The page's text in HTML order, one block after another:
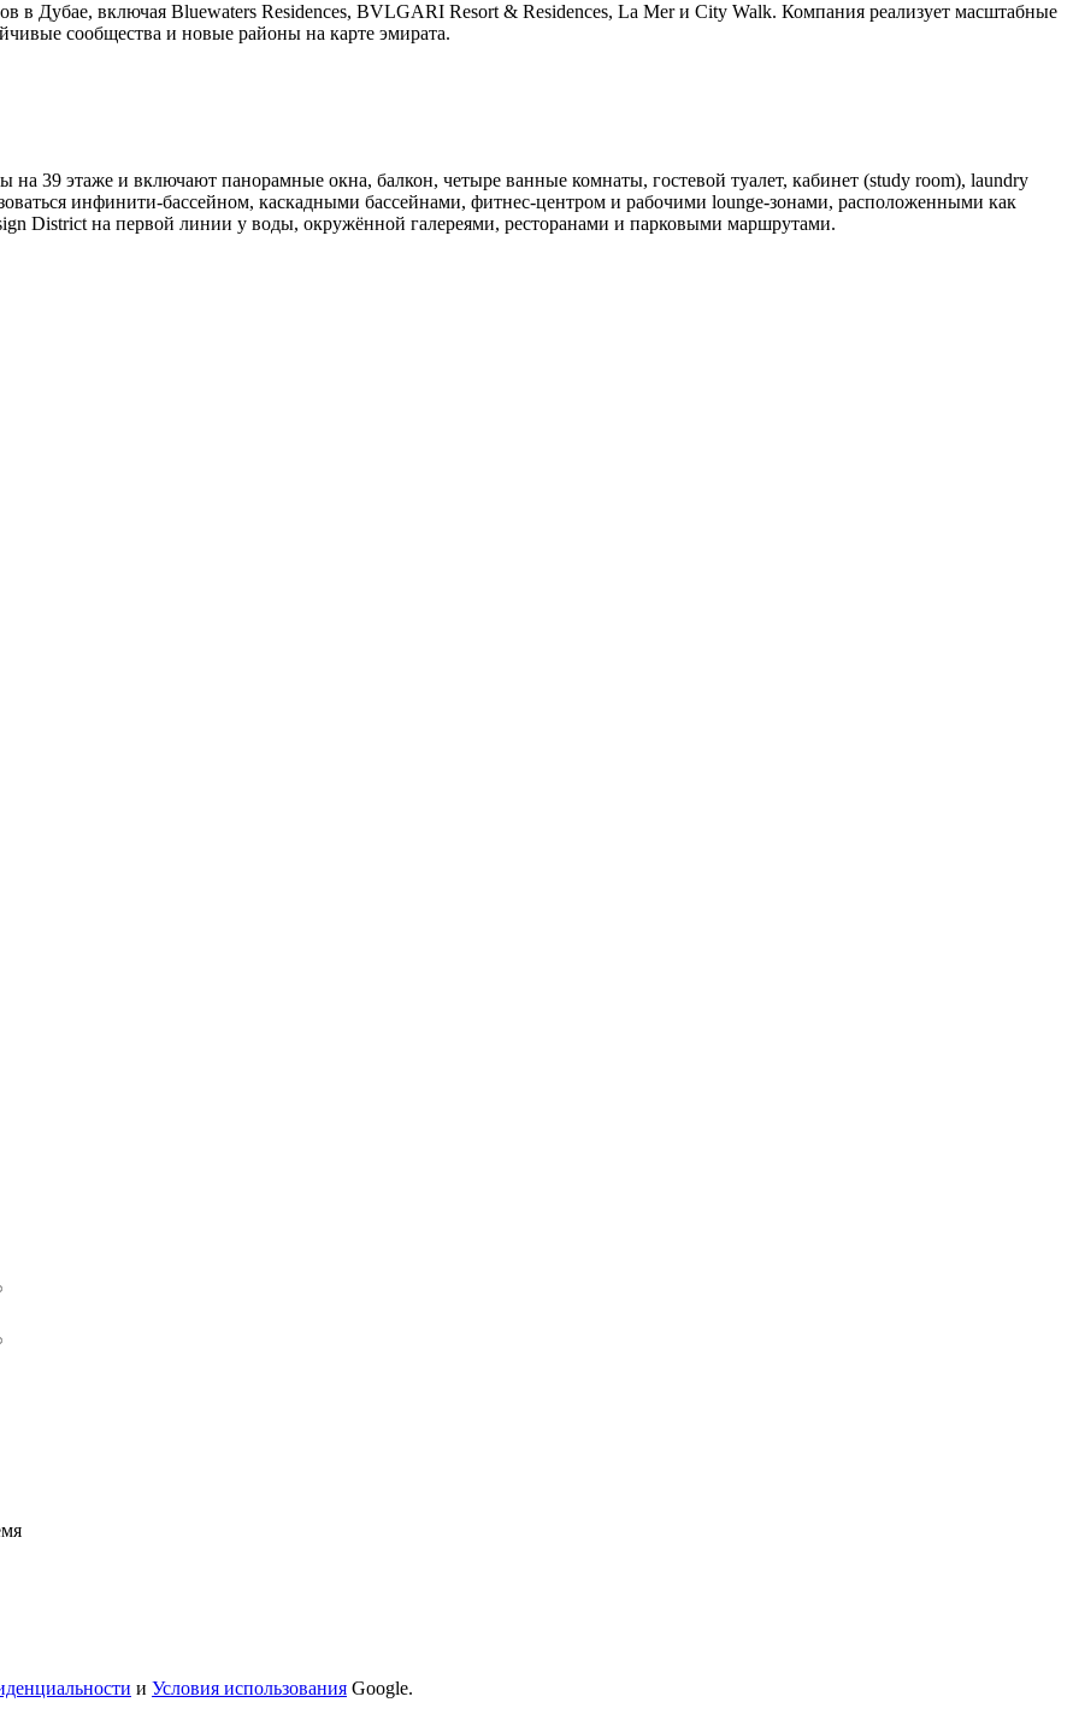
в Дубае, включая Bluewaters Residences, BVLGARI Resort & Residences, La Mer и City Walk. Компания реализует масштабные
сообщества и новые районы на карте эмирата.
39 этаже и включают панорамные окна, балкон, четыре ванные комнаты, гостевой туалет, кабинет (study room), laundry
инфинити-бассейном, каскадными бассейнами, фитнес-центром и рабочими lounge-зонами, расположенными как
District на первой линии у воды, окружённой галереями, ресторанами и парковыми маршрутами.
и Условия использования Google.